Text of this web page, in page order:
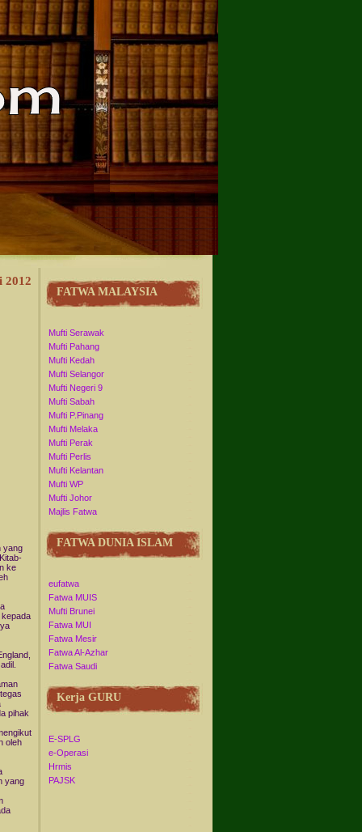
2012
yang
ke
kepada
pihak
oleh
yang
FATWA MALAYSIA
Mufti Serawak
Mufti Pahang
Mufti Kedah
Mufti Selangor
Mufti Negeri 9
Mufti Sabah
Mufti P.Pinang
Mufti Melaka
Mufti Perak
Mufti Perlis
Mufti Kelantan
Mufti WP
Mufti Johor
Majlis Fatwa
FATWA DUNIA ISLAM
eufatwa
Fatwa MUIS
Mufti Brunei
Fatwa MUI
Fatwa Mesir
Fatwa Al-Azhar
Fatwa Saudi
Kerja GURU
E-SPLG
e-Operasi
Hrmis
PAJSK